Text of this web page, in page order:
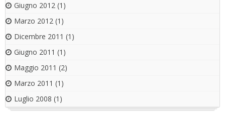
Giugno 2012 (1)
Marzo 2012 (1)
Dicembre 2011 (1)
Giugno 2011 (1)
Maggio 2011 (2)
Marzo 2011 (1)
Luglio 2008 (1)